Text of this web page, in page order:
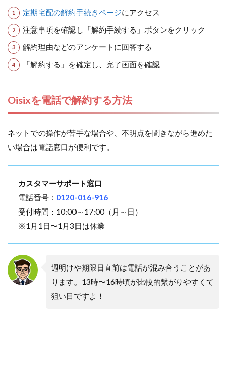
定期宅配の解約手続きページにアクセス
注意事項を確認し「解約手続する」ボタンをクリック
解約理由などのアンケートに回答する
「解約する」を確定し、完了画面を確認
Oisixを電話で解約する方法
ネットでの操作が苦手な場合や、不明点を聞きながら進めた
い場合は電話窓口が便利です。
カスタマーサポート窓口
電話番号： 0120-016-916
受付時間：10:00～17:00（月～日）
※1月1日〜1月3日は休業
週明けや期限日直前は電話が混み合うことがあ
ります。13時〜16時頃が比較的繋がりやすくて
狙い目ですよ！